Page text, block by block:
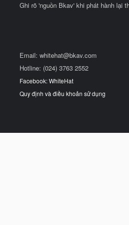
Ghi rõ 'nguồn Bkav' khi phát hành lại
Email: whitehat@bkav.com
Hotline: (024) 3763 2552
Facebook: WhiteHat
Quy định và điều khoản sử dụng